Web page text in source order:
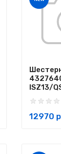
ISZ13/
12970